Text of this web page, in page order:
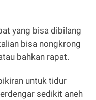
yang bisa dibilang
bisa nongkrong
bahkan rapat.
untuk tidur
sedikit aneh